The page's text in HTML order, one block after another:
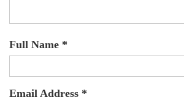
Full Name *
Email Address *